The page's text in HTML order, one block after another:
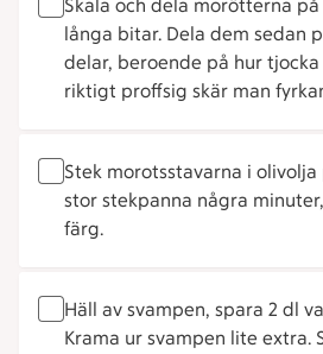
Skala och dela morötterna
långa bitar. Dela dem sedan
delar, beroende på hur tjocka
riktigt proffsig skär man
Stek morotsstavarna i
stor stekpanna några
färg.
Häll av svampen, spara 2 dl
Krama ur svampen lite extra.